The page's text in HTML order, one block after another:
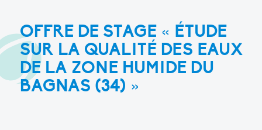
OFFRE DE STAGE « ÉTUDE
SUR LA QUALITÉ DES EAUX
DE LA ZONE HUMIDE DU
BAGNAS (34) »